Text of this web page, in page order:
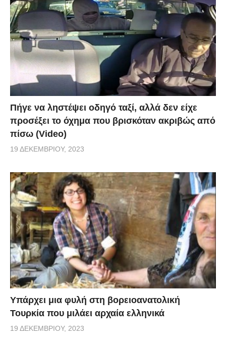
Πήγε να ληστέψει οδηγό ταξί, αλλά δεν είχε
προσέξει το όχημα που βρισκόταν ακριβώς από
πίσω (Video)
19 ΔΕΚΕΜΒΡΊΟΥ, 2023
Υπάρχει μια φυλή στη βορειοανατολική
Τουρκία που μιλάει αρχαία ελληνικά
19 ΔΕΚΕΜΒΡΊΟΥ, 2023